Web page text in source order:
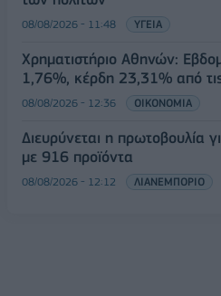
08/08/2026 - 11:48 ΥΓΕΙΑ
Χρηματιστήριο Αθηνών:
1,76%, κέρδη 23,31% από
08/08/2026 - 12:36 ΟΙΚΟΝΟΜΙΑ
Διευρύνεται η πρωτοβουλία
με 916 προϊόντα
08/08/2026 - 12:12 ΛΙΑΝΕΜΠΟΡΙΟ